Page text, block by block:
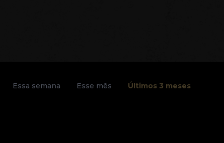
Essa semana Esse mês Últimos 3 meses